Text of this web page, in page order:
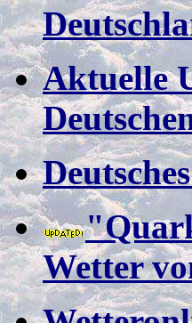
Aktuelle
Wetter